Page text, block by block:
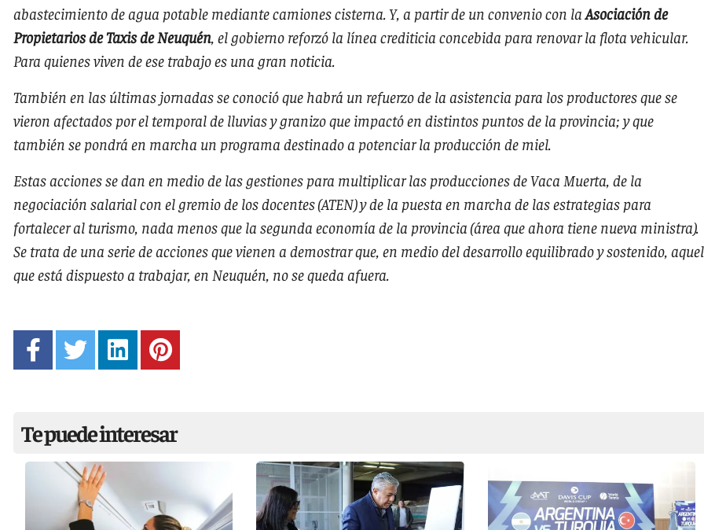
abastecimiento de agua potable mediante camiones cisterna. Y, a partir de un convenio con laAsociación de
Propietarios de Taxis de Neuquén, el gobierno reforzó la línea crediticia concebida para renovar la flota vehicular.
Para quienes viven de ese trabajo es una gran noticia.
También en las últimas jornadas se conoció que habrá un refuerzo de la asistencia para los productores que se
vieron afectados por el temporal de lluvias y granizo que impactó en distintos puntos de la provincia; y que
también se pondrá en marcha un programa destinado a potenciar la producción de miel.
Estas acciones se dan en medio de las gestiones para multiplicar las producciones de Vaca Muerta, de la
negociación salarial con el gremio de los docentes (ATEN) y de la puesta en marcha de las estrategias para
fortalecer al turismo, nada menos que la segunda economía de la provincia (área que ahora tiene nueva ministra).
Se trata de una serie de acciones que vienen a demostrar que, en medio del desarrollo equilibrado y sostenido, aquel
que está dispuesto a trabajar, en Neuquén, no se queda afuera.
Te puede interesar